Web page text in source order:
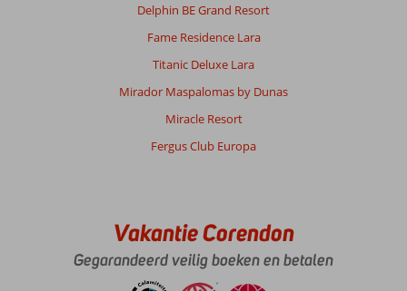
Delphin BE Grand Resort
Fame Residence Lara
Titanic Deluxe Lara
Mirador Maspalomas by Dunas
Miracle Resort
Fergus Club Europa
Vakantie Corendon
Gegarandeerd veilig boeken en betalen